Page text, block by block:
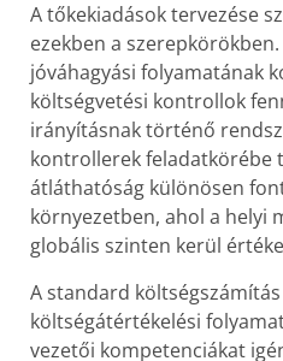
A tőkekiadások tervezése
ezekben a
jóváhagyási folyamatának
költségvetési kontrollok
irányításnak történő
kontrollerek feladatkörébe
átláthatóság különösen
környezetben, ahol a helyi
globális szinten kerül
A standard költségszámítás
költségátértékelési
vezetői kompetenciákat